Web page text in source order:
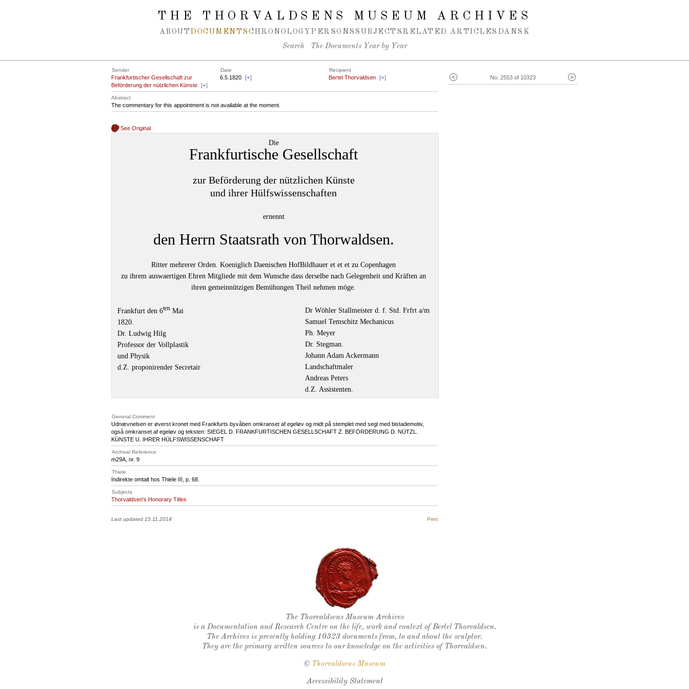
THE THORVALDSENS MUSEUM ARCHIVES
ABOUT DOCUMENTS CHRONOLOGY PERSONS SUBJECTS RELATED ARTICLES DANSK
Search The Documents Year by Year
No. 2553 of 10323
Sender Date Recipient
Frankfurtischer Gesellschaft zur
Beförderung der nützlichen Künste
[+]
6.5.1820 [+] Bertel Thorvaldsen [+]
Abstract
The commentary for this appointment is not available at the moment.
See Original
Die
Frankfurtische Gesellschaft
zur Beförderung der nützlichen Künste
und ihrer Hülfswissenschaften
ernennt
den Herrn Staatsrath von Thorwaldsen.
Ritter mehrerer Orden. Koeniglich Daenischen HofBildhauer et et et zu Copenhagen
zu ihrem auswaertigen Ehren Mitgliede mit dem Wunsche dass derselbe nach Gelegenheit und Kräften an
ihren gemeinnützigen Bemühungen Theil nehmen möge.
Frankfurt den 6ten Mai
1820.
Dr. Ludwig Hilg
Professor der Vollplastik
und Physik
d.Z. proponirender Secretair
Dr Wöhler Stallmeister d. f. Std. Frfrt a/m
Samuel Temschitz Mechanicus
Ph. Meyer
Dr. Stegman.
Johann Adam Ackermann
Landschaftmaler
Andreas Peters
d.Z. Assistenten.
General Comment
Udnævnelsen er øverst kronet med Frankfurts byvåben omkranset af egeløv og midt på stemplet med segl med bistademotiv,
også omkranset af egeløv og teksten: SIEGEL D. FRANKFURTISCHEN GESELLSCHAFT Z. BEFÖRDERUNG D. NÜTZL.
KÜNSTE U. IHRER HÜLFSWISSENSCHAFT
Archival Reference
m29A, nr. 9
Thiele
Indirekte omtalt hos Thiele III, p. 68.
Subjects
Thorvaldsen's Honorary Titles
Last updated 15.11.2014 Print
Thorvaldsen's seal
The Thorvaldsens Museum Archives
is a Documentation and Research Centre on the life, work and context of Bertel Thorvaldsen.
The Archives is presently holding 10323 documents from, to and about the sculptor.
They are the primary written sources to our knowledge on the activities of Thorvaldsen.
© Thorvaldsens Museum
Accessibility Statement